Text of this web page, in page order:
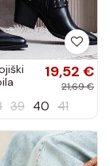
19,52 €
21,69 €
39 40 41